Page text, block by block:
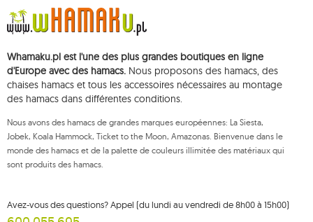
conservées jusqu'à votre désinscription.
Vous avez le droit d'accéder, de rectifier, de supprimer, de limiter le
traitement et de vous opposer au traitement de vos données personnelles,
compétente, une réclamation concernant le traitement de ces données et
de retirer, à tout moment, votre consentement au traitement de vos
données personnelles, un tel retrait n'affectant pas la légalité du traitement
effectué antérieurement. Pour exercer l'un des droits susmentionnés,
veuillez contacter le service client de Mouton Interactive par e-mail, ou par
Pour plus d'informations, veuillez visiter: www.mouton.pl/ODO
Whamaku.pl est l'une des plus grandes boutiques en ligne
d'Europe avec des hamacs. Nous proposons des hamacs, des
chaises hamacs et tous les accessoires nécessaires au montage
des hamacs dans différentes conditions.
Nous avons des hamacs de grandes marques européennes: La Siesta,
Jobek, Koala Hammock, Ticket to the Moon, Amazonas. Bienvenue dans le
monde des hamacs et de la palette de couleurs illimitée des matériaux qui
sont produits des hamacs.
Avez-vous des questions? Appel (du lundi au vendredi de 8h00 à 15h00)